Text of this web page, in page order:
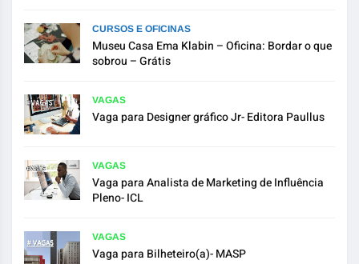
CURSOS E OFICINAS
Museu Casa Ema Klabin – Oficina: Bordar o que
sobrou – Grátis
VAGAS
Vaga para Designer gráfico Jr- Editora Paullus
VAGAS
Vaga para Analista de Marketing de Influência
Pleno- ICL
VAGAS
Vaga para Bilheteiro(a)- MASP